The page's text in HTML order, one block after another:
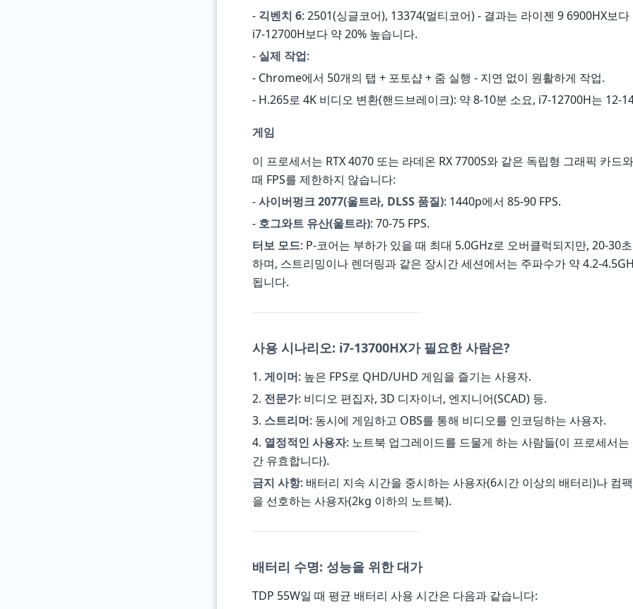
- 긱벤치 6: 2501(싱글코어), 13374(멀티코어) - 결과는 라이젠 9 6900HX보다
i7-12700H보다 약 20% 높습니다.
- 실제 작업:
- Chrome에서 50개의 탭 + 포토샵 + 줌 실행 - 지연 없이 원활하게 작업.
- H.265로 4K 비디오 변환(핸드브레이크): 약 8-10분 소요, i7-12700H는 12-
게임
이 프로세서는 RTX 4070 또는 라데온 RX 7700S와 같은 독립형 그래픽 카드
때 FPS를 제한하지 않습니다:
-사이버펑크 2077(울트라, DLSS 품질): 1440p에서 85-90 FPS.
- 호그와트 유산(울트라): 70-75 FPS.
터보 모드: P-코어는 부하가 있을 때 최대 5.0GHz로 오버클럭되지만, 20-30
하며, 스트리밍이나 렌더링과 같은 장시간 세션에서는 주파수가 약 4.2-
됩니다.
사용 시나리오: i7-13700HX가 필요한 사람은?
1. 게이머: 높은 FPS로 QHD/UHD 게임을 즐기는 사용자.
2. 전문가: 비디오 편집자, 3D 디자이너, 엔지니어(SCAD) 등.
3. 스트리머: 동시에 게임하고 OBS를 통해 비디오를 인코딩하는 사용자.
4. 열정적인 사용자: 노트북 업그레이드를 드물게 하는 사람들(이 프로세서는
간 유효합니다).
금지 사항: 배터리 지속 시간을 중시하는 사용자(6시간 이상의 배터리)나 컴
을 선호하는 사용자(2kg 이하의 노트북).
배터리 수명: 성능을 위한 대가
TDP 55W일 때 평균 배터리 사용 시간은 다음과 같습니다: